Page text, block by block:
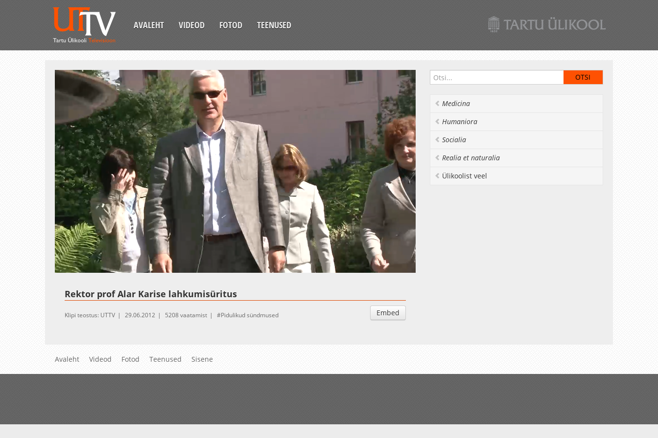
AVALEHT VIDEOD FOTOD TEENUSED
UnmuteLoaded
1.76%
Esituskiirused
Auto
Rektor prof Alar Karise lahkumisüritus
Embed
Klipi teostus: UTTV 29.06.2012 5208 vaatamist Pidulikud sündmused
Medicina
Humaniora
Socialia
Realia et naturalia
Ülikoolist veel
Avaleht Videod Fotod Teenused Sisene